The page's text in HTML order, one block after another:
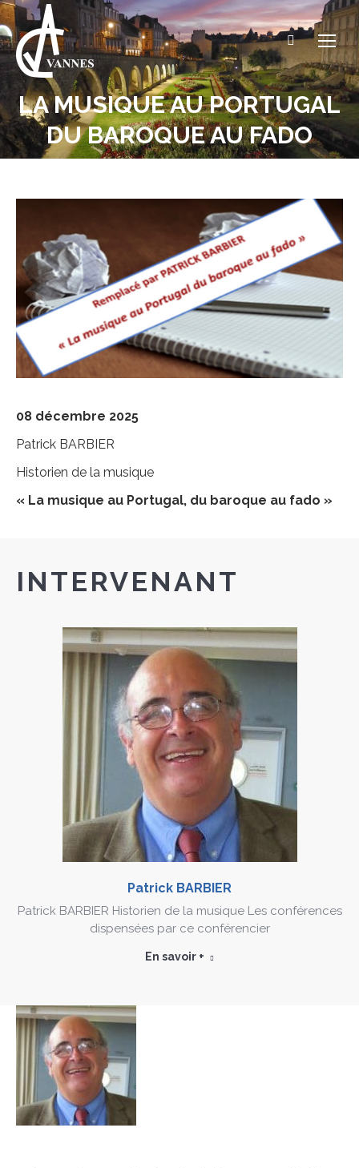
Recherche
:
LA MUSIQUE AU PORTUGAL
DU BAROQUE AU FADO
Vous êtes ici :
08 décembre 2025
Patrick BARBIER
Historien de la musique
« La musique au Portugal, du baroque au fado »
INTERVENANT
Patrick BARBIER
Patrick BARBIER Historien de la musique Les conférences
dispensées par ce conférencier
En savoir +